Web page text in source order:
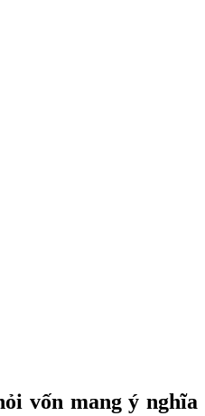
vốn mang ý nghĩa